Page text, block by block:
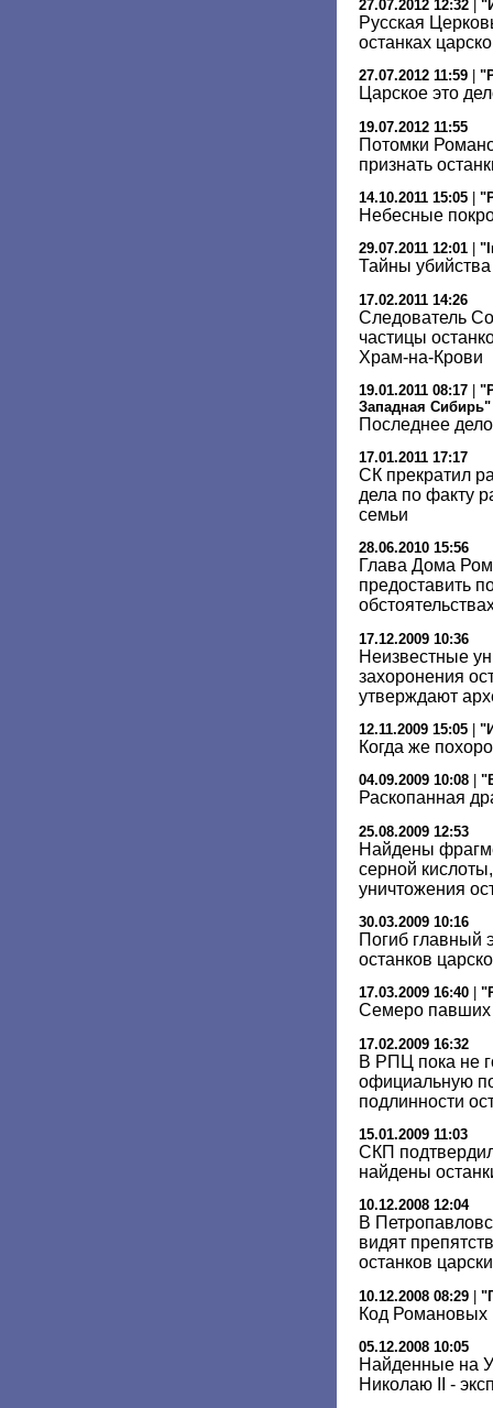
27.07.2012 12:32
Русская
останках
27.07.2012 11:59
Царское это
19.07.2012 11:55
Потомки
признать
14.10.2011 15:05
Небесные
29.07.2011 12:01
Тайны
17.02.2011 14:26
Следователь
частицы
Храм-на-Крови
19.01.2011 08:17
Западная Сибирь"
Последнее
17.01.2011 17:17
СК прекратил
дела по факту
семьи
28.06.2010 15:56
Глава Дома
предоставить
17.12.2009 10:36
Неизвестные
захоронения
утверждают
12.11.2009 15:05
Когда же
04.09.2009 10:08
Раскопанная
25.08.2009 12:53
Найдены
серной
уничтожения
30.03.2009 10:16
Погиб главный
останков
17.03.2009 16:40
Семеро павших
17.02.2009 16:32
В РПЦ пока не
официальную
подлинности
15.01.2009 11:03
СКП
найдены
10.12.2008 12:04
В
видят
останков
10.12.2008 08:29
Код Романовых
05.12.2008 10:05
Найденные на
Николаю II -